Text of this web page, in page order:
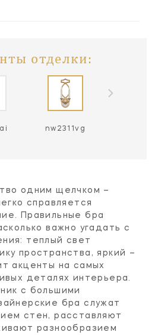
отделки:
nw2311vg
одним щелчком –
справляется
Правильные бра
важно угадать с
теплый свет
пространства, яркий –
акценты на самых
деталях интерьера.
с большими
бра служат
стен, расставляют
разнообразием